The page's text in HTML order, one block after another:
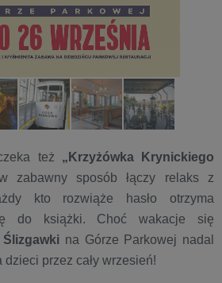
też „Krzyżówka Krynickiego
zabawny sposób łączy relaks z
kto rozwiąże hasło otrzyma
do książki. Choć wakacje się
Ślizgawki na Górze Parkowej nadal
przez cały wrzesień!